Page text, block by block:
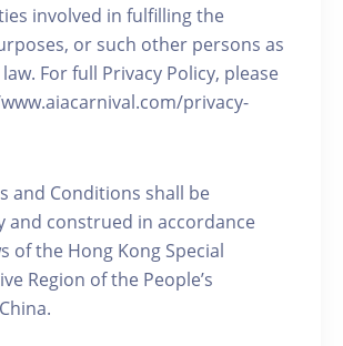
involved in fulfilling the
or such other persons as
For full Privacy Policy, please
privacy-
and Conditions shall be
and construed in accordance
of the Hong Kong Special
Region of the People’s